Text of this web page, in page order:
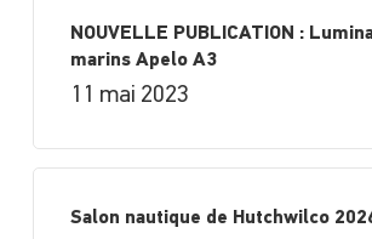
NOUVELLE PUBLICATION :
marins Apelo A3
11 mai 2023
Salon nautique de Hutchwilco